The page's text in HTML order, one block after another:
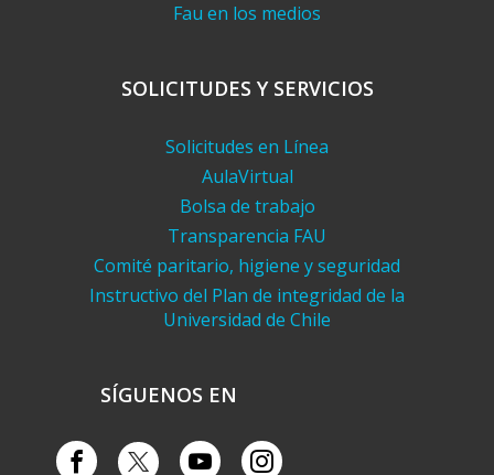
Fau en los medios
SOLICITUDES Y SERVICIOS
Solicitudes en Línea
AulaVirtual
Bolsa de trabajo
Transparencia FAU
Comité paritario, higiene y seguridad
Instructivo del Plan de integridad de la
Universidad de Chile
SÍGUENOS EN